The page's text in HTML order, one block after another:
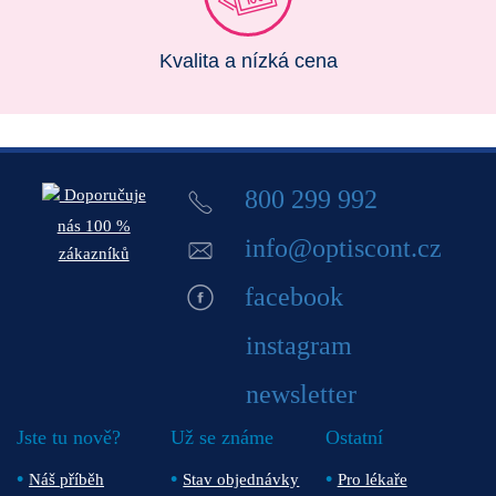
Kvalita a nízká cena
Doporučuje
nás 100 %
zákazníků
800 299 992
info@optiscont.cz
facebook
instagram
newsletter
Jste tu nově?
Náš příběh
Už se známe
Stav objednávky
Ostatní
Pro lékaře